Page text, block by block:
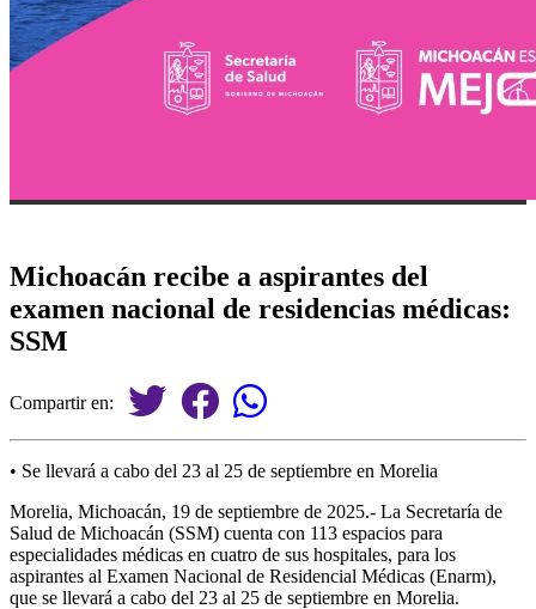
Michoacán recibe a aspirantes del
examen nacional de residencias médicas:
SSM
Compartir en:
• Se llevará a cabo del 23 al 25 de septiembre en Morelia
Morelia, Michoacán, 19 de septiembre de 2025.- La Secretaría de
Salud de Michoacán (SSM) cuenta con 113 espacios para
especialidades médicas en cuatro de sus hospitales, para los
aspirantes al Examen Nacional de Residencial Médicas (Enarm),
que se llevará a cabo del 23 al 25 de septiembre en Morelia.